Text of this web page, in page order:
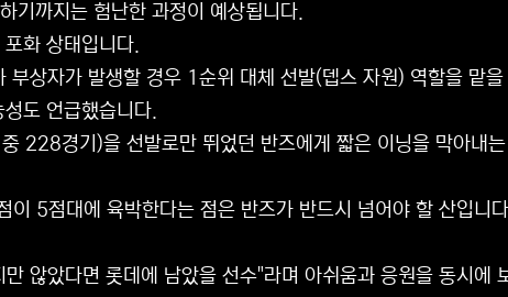
기까지는 험난한 과정이 예상됩니다.
화 상태입니다.
부상자가 발생할 경우 1순위 대체 선발(뎁스 자원) 역할을 맡
도 언급했습니다.
228경기)을 선발로만 뛰었던 반즈에게 짧은 이닝을 막아내
이 5점대에 육박한다는 점은 반즈가 반드시 넘어야 할 산입니
않았다면 롯데에 남았을 선수"라며 아쉬움과 응원을 동시에